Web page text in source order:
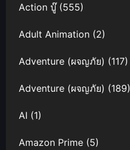
Action บู๊(555)
Adult Animation (2)
Adventure (ผจญภัย) (117)
Adventure (ผจญภัย) (189)
AI (1)
Amazon Prime (5)